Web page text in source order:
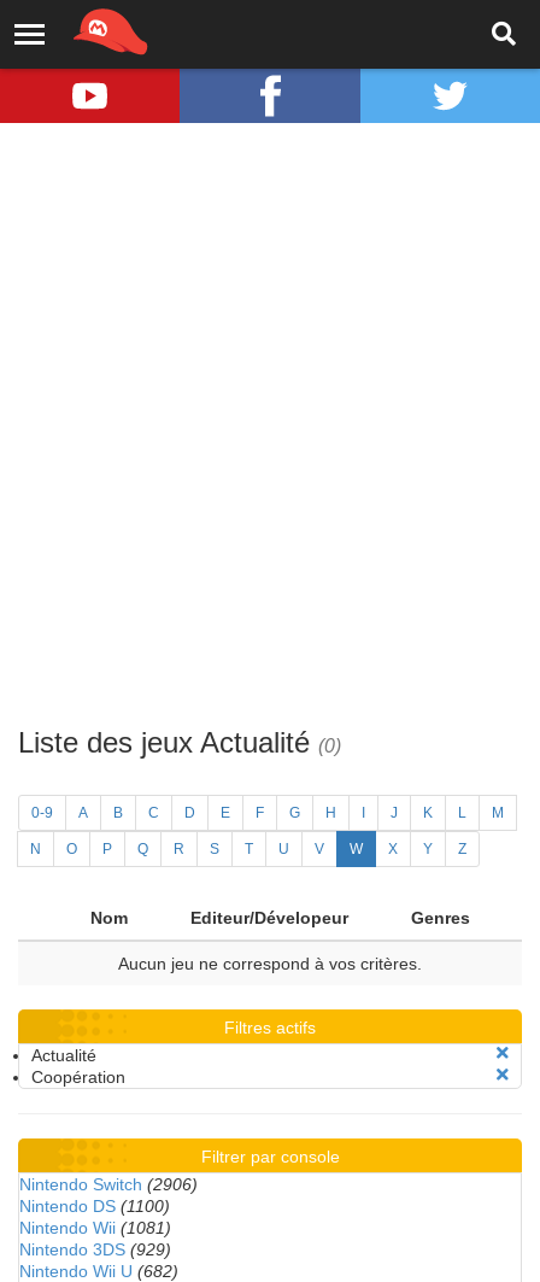
Liste des jeux Actualité (0)
0-9 A B C D E F G H J K L M
N O P Q R S T U V W X Y Z
Nom Editeur/Dévelopeur Genres
Aucun jeu ne correspond à vos critères.
Filtres actifs
Actualité
Coopération
Filtrer par console
Nintendo Switch (2906)
Nintendo DS (1100)
Nintendo Wii (1081)
Nintendo 3DS (929)
Nintendo Wii U (682)